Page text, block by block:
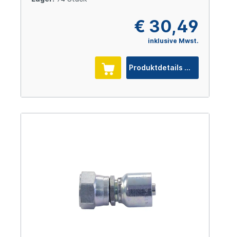
€ 30,49
inklusive Mwst.
Produktdetails